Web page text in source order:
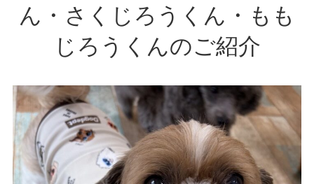
ん・さくじろうくん・もも
じろうくんのご紹介